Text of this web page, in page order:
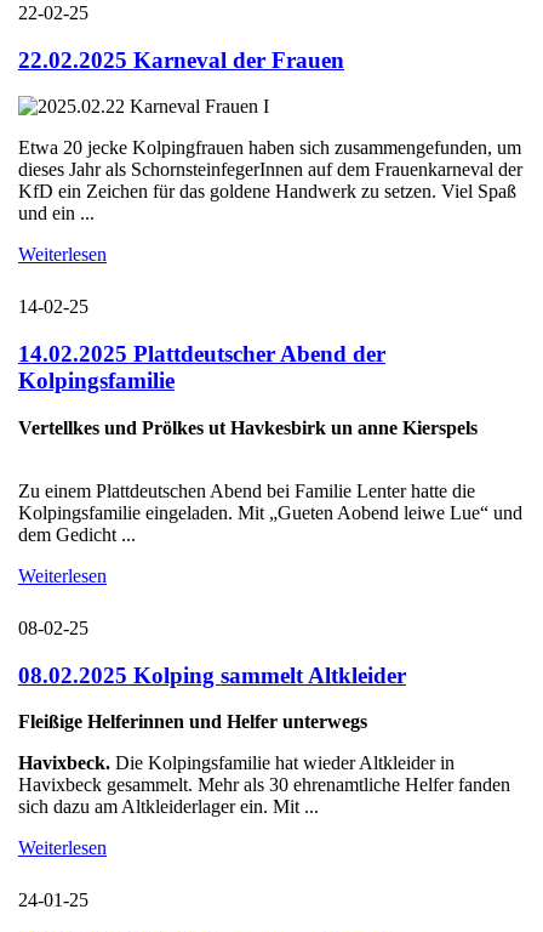
22-02-25
22.02.2025 Karneval der Frauen
Etwa 20 jecke Kolpingfrauen haben sich zusammengefunden, um
dieses Jahr als SchornsteinfegerInnen auf dem Frauenkarneval der
KfD ein Zeichen für das goldene Handwerk zu setzen. Viel Spaß
und ein ...
Weiterlesen
14-02-25
14.02.2025 Plattdeutscher Abend der
Kolpingsfamilie
Vertellkes und Prölkes ut Havkesbirk un anne Kierspels
Zu einem Plattdeutschen Abend bei Familie Lenter hatte die
Kolpingsfamilie eingeladen. Mit „Gueten Aobend leiwe Lue“ und
dem Gedicht ...
Weiterlesen
08-02-25
08.02.2025 Kolping sammelt Altkleider
Fleißige Helferinnen und Helfer unterwegs
Havixbeck. Die Kolpingsfamilie hat wieder Altkleider in
Havixbeck gesammelt. Mehr als 30 ehrenamtliche Helfer fanden
sich dazu am Altkleiderlager ein. Mit ...
Weiterlesen
24-01-25